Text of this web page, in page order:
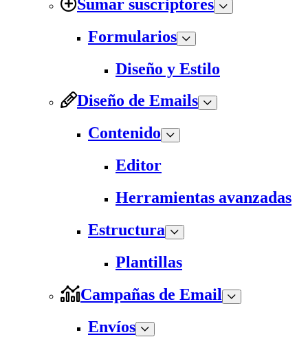
Sumar suscriptores
Formularios
Diseño y Estilo
Diseño de Emails
Contenido
Editor
Herramientas avanzadas
Estructura
Plantillas
Campañas de Email
Envíos